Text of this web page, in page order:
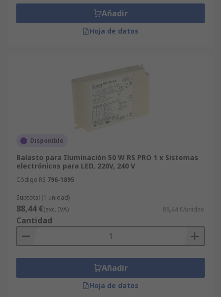
Añadir
Hoja de datos
Disponible
Balasto para Iluminación 50 W RS PRO 1 x Sistemas
electrónicos para LED, 220V, 240 V
Código RS 796-1895
Subtotal (1 unidad)
88,44 €(exc. IVA) 88,44 €/unidad
Cantidad
Añadir
Hoja de datos